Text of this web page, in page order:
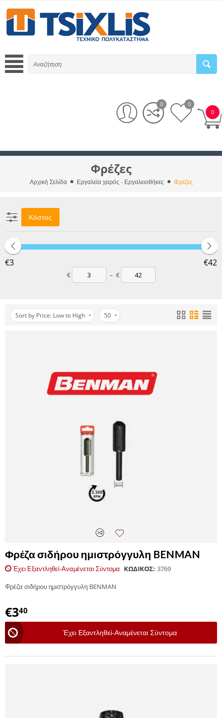
0
0 0
Φρέζες
Αρχική Σελίδα Εργαλεία χειρός - Εργαλειοθήκες Φρέζες
Κόστος
‎€3 ‎€42
€ – €
Sort by Price: Low to High 50
Φρέζα σιδήρου ημιστρόγγυλη BENMAN
Έχει Εξαντληθεί-Αναμένεται Σύντομα ΚΩΔΙΚΟΣ: 3769
Φρέζα σιδήρου ημιστρόγγυλη BENMAN
€340
Έχει Εξαντληθεί-Αναμένεται Σύντομα